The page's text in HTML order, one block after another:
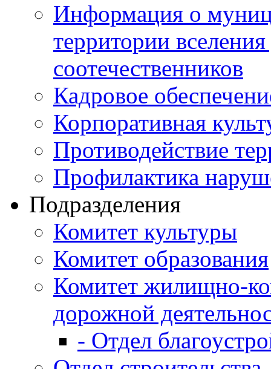
Информация о
территории
соотечественников
Кадровое
Корпоративная
Противодействие
Профилактика
Подразделения
Комитет культуры
Комитет образования
Комитет жилищно-
дорожной
- Отдел